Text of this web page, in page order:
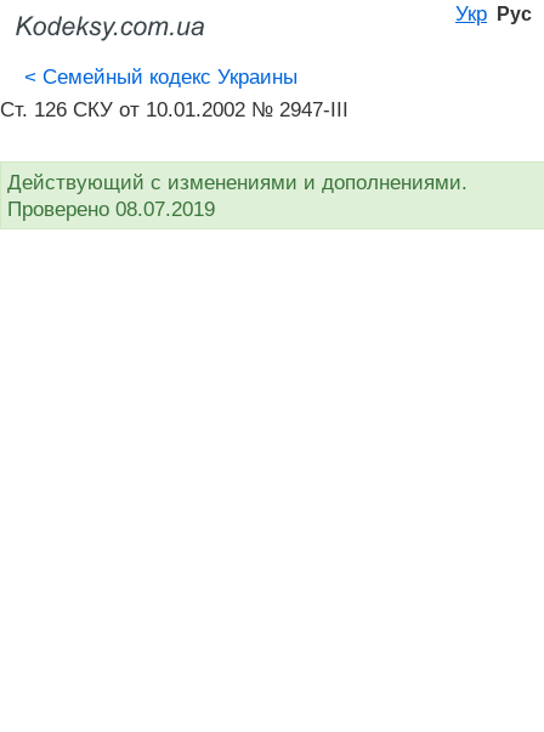
Укр Рус
< Семейный кодекс Украины
Ст. 126 СКУ от 10.01.2002 № 2947-III
Действующий с изменениями и дополнениями.
Проверено 08.07.2019